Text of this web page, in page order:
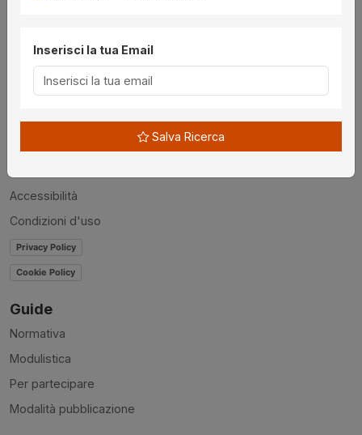
Utilità
Chi siamo
Disclaimer
Accessibilità
Condizioni d'uso
Privacy Policy
Cookie Policy
Guide
Normativa
Modulistica
Per partecipare
Modalità pubblicazione
Inserisci la tua Email
Salva Ricerca